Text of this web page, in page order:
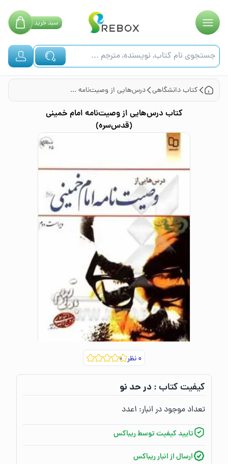
سبدخرید
کتابدانشگاهی درس‌هایی از وصیت‌نامه امام خمینی (قدس‌سره)
کتاب درس‌هایی از وصیت‌نامه امام خمینی
(قدس‌سره)
۰نظر
کیفیت کتاب :‌در حد نو
تعداد موجود در انبار:‌ ۱عدد
تایید کیفیت توسط ریباکس
ارسال از انبار ریباکس